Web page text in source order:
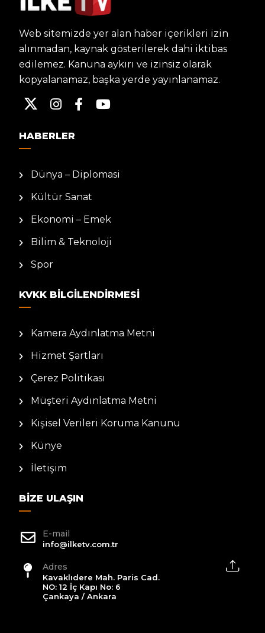
Web sitemizde yer alan haber içerikleri izin
alınmadan, kaynak gösterilerek dahi iktibas
edilemez. Kanuna aykırı ve izinsiz olarak
kopyalanamaz, başka yerde yayınlanamaz.
HABERLER
Dünya – Diplomasi
Kültür Sanat
Ekonomi – Emek
Bilim & Teknoloji
Spor
KVKK BILGILENDIRMESI
Kamera Aydınlatma Metni
Hizmet Şartları
Çerez Politikası
Müşteri Aydınlatma Metni
Kişisel Verileri Koruma Kanunu
Künye
İletişim
BIZE ULAŞIN
E-mail
info@ilketv.com.tr
Adres
Kavaklıdere Mah. Paris Cad.
NO: 12 İç Kapı No: 6
Çankaya / Ankara